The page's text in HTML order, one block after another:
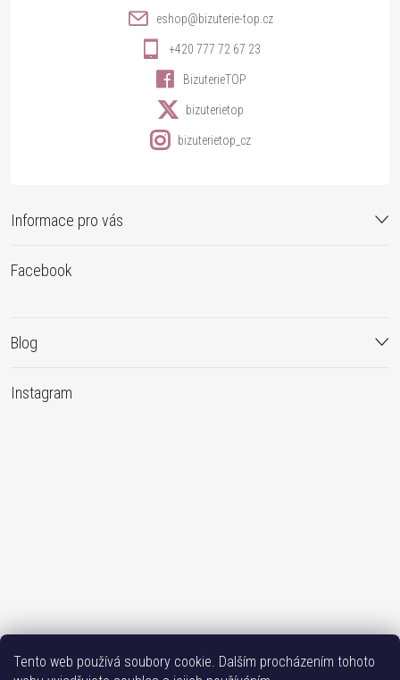
Tento web používá soubory cookie. Dalším procházením tohoto
Informace pro vás
eshop@bizuterie-top.cz
+420 777 72 67 23
BizuterieTOP
bizuterietop
bizuterietop_cz
Facebook
Blog
Instagram